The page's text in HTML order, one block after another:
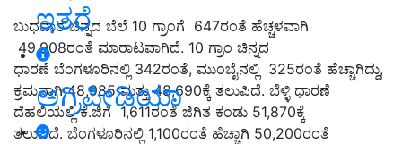
ಇತರೆ
ಅಗ್ರಿಪೀಡಿಯಾ
ಬುಧವಾರ ಚಿನ್ನದ ಬೆಲೆ 10 ಗ್ರಾಂಗೆ 647ರಂತೆ ಹೆಚ್ಚಳವಾಗಿ
49,908ರಂತೆ ಮಾರಾಟವಾಗಿದೆ. 10 ಗ್ರಾಂ ಚಿನ್ನದ
ಧಾರಣೆ ಬೆಂಗಳೂರಿನಲ್ಲಿ 342ರಂತೆ, ಮುಂಬೈನಲ್ಲಿ 325ರಂತೆ ಹೆಚ್ಚಾಗಿದ್ದು,
ಕ್ರಮವಾಗಿ 48,985 ಮತ್ತು 48,690ಕ್ಕೆ ತಲುಪಿದೆ. ಬೆಳ್ಳಿ ಧಾರಣೆ
ದೆಹಲಿಯಲ್ಲಿ ಕೆ.ಜಿಗೆ 1,611ರಂತೆ ಜಿಗಿತ ಕಂಡು 51,870ಕ್ಕೆ
ತಲುಪಿದೆ. ಬೆಂಗಳೂರಿನಲ್ಲಿ 1,100ರಂತೆ ಹೆಚ್ಚಾಗಿ 50,200ರಂತೆ